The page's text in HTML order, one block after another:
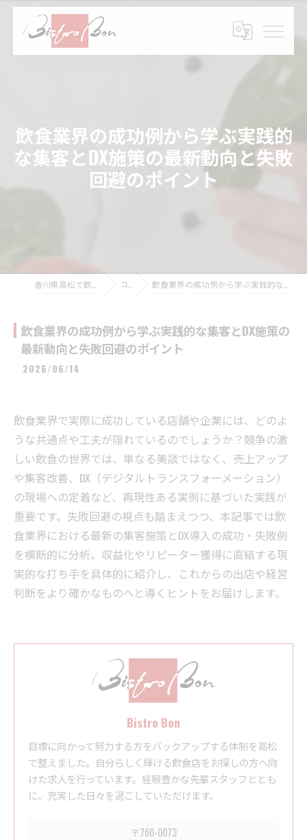
飲食業界の成功例から学ぶ実践的
な集客とDX施策の最新動向と失敗
回避のポイント
コラム 飲食業界の成功例から学ぶ実践的な集客とDX施策の最新動向と失敗回避のポイント
飲食業界の成功例から学ぶ実践的な集客とDX施策の
最新動向と失敗回避のポイント
2026/06/14
飲食業界で実際に成功している店舗や企業には、どのよ
うな共通点や工夫が隠れているのでしょうか？競争の激
しい飲食の世界では、単なる美談ではなく、売上アップ
や集客改善、DX（デジタルトランスフォーメーション）
の現場への定着など、再現性ある実例に基づいた実践が
重要です。失敗回避の視点も踏まえつつ、本記事では飲
食業界における最新の集客施策とDX導入の成功・失敗例
を横断的に分析。収益化やリピーター獲得に直結する現
実的な打ち手を具体的に紹介し、これからの出店や経営
判断をより確かなものへと導くヒントをお届けします。
Bistro Bon
目標に向かって努力する方をバックアップする体制を高松
で整えました。自分らしく輝ける飲食店をお探しの方へ向
けた求人を行っています。経験豊かな先輩スタッフととも
に、充実した日々を過ごしていただけます。
〒760-0073